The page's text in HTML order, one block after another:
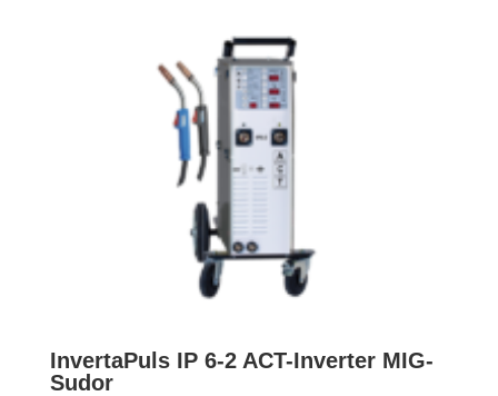
InvertaPuls IP 6-2 ACT-Inverter MIG-
Sudor